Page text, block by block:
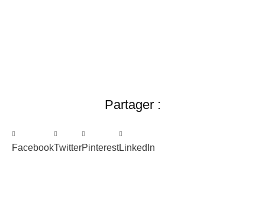
Partager :
FacebookTwitterPinterestLinkedIn